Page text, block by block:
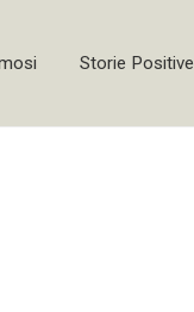
Storie Positive